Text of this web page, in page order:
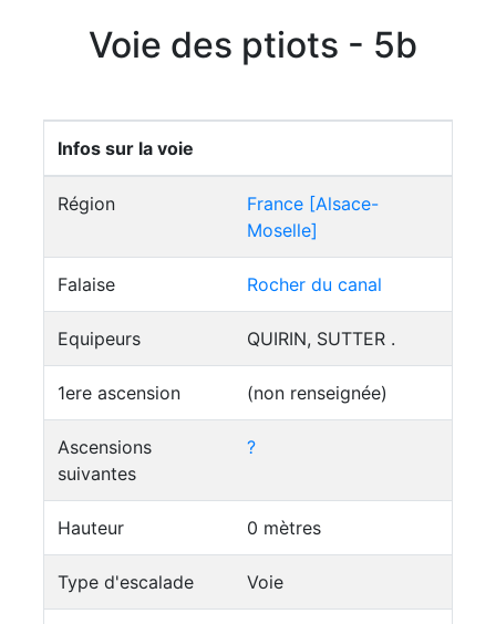
Voie des ptiots - 5b
Infos sur la voie
Région
France [Alsace-
Moselle]
Falaise Rocher du canal
Equipeurs QUIRIN, SUTTER .
1ere ascension (non renseignée)
Ascensions
suivantes
?
Hauteur 0 mètres
Type d'escalade Voie